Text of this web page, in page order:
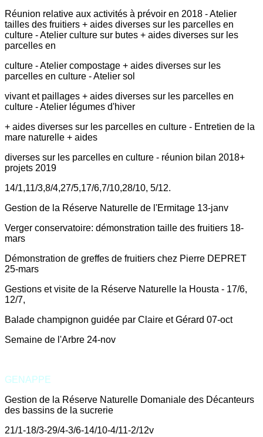
Réunion relative aux activités à prévoir en 2018 - Atelier
tailles des fruitiers + aides diverses sur les parcelles en
culture - Atelier culture sur butes + aides diverses sur les
parcelles en
culture - Atelier compostage + aides diverses sur les
parcelles en culture - Atelier sol
vivant et paillages + aides diverses sur les parcelles en
culture - Atelier légumes d'hiver
+ aides diverses sur les parcelles en culture - Entretien de la
mare naturelle + aides
diverses sur les parcelles en culture - réunion bilan 2018+
projets 2019
14/1,11/3,8/4,27/5,17/6,7/10,28/10, 5/12.
Gestion de la Réserve Naturelle de l'Ermitage 13-janv
Verger conservatoire: démonstration taille des fruitiers 18-
mars
Démonstration de greffes de fruitiers chez Pierre DEPRET
25-mars
Gestions et visite de la Réserve Naturelle la Housta - 17/6,
12/7,
Balade champignon guidée par Claire et Gérard 07-oct
Semaine de l'Arbre 24-nov
GENAPPE
Gestion de la Réserve Naturelle Domaniale des Décanteurs
des bassins de la sucrerie
21/1-18/3-29/4-3/6-14/10-4/11-2/12v